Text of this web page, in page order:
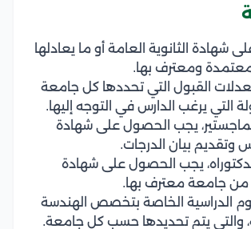
شهادة الثانوية العامة أو ما يعادلها
ومعترف بها.
القبول التي تحددها كل جامعة
التي يرغب الدارس في التوجه إليها.
يجب الحصول على شهادة
وتقديم بيان الدرجات.
يجب الحصول على شهادة
من جامعة معترف بها.
الدراسية الخاصة بتخصص الهندسة
والتي يتم تحديدها حسب كل جامعة.